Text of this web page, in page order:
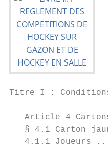
Titre I :
Article 4
§ 4.1 Carton
4.1.1 Joueurs